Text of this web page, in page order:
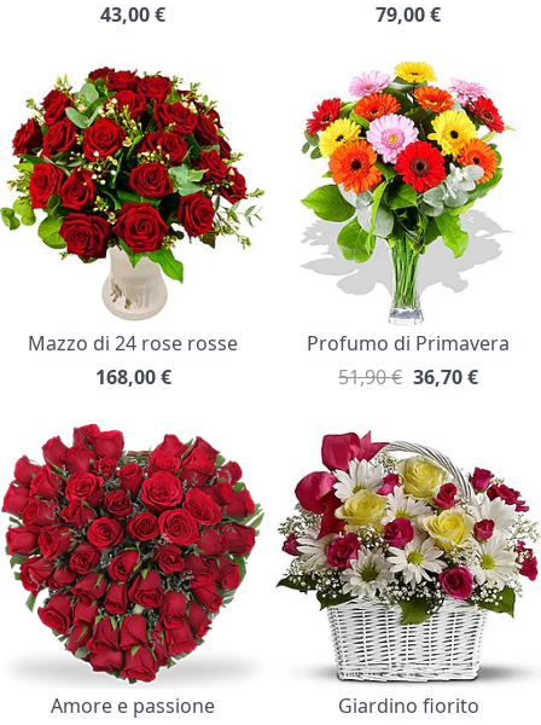
43,00€
79,00€
Mazzo di 24 rose rosse
168,00 €
Profumo di Primavera
51,90 € 36,70€
Amore e passione
Giardino fiorito